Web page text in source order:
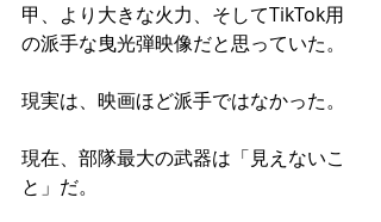
甲、より大きな火力、そしてTikTok用
の派手な曳光弾映像だと思っていた。
現実は、映画ほど派手ではなかった。
現在、部隊最大の武器は「見えないこ
と」だ。